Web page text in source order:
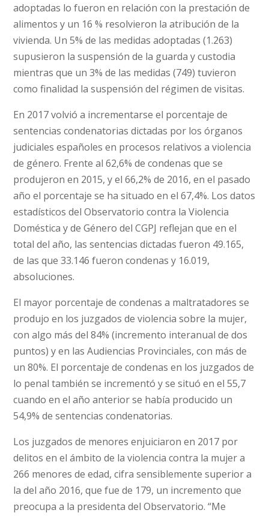
adoptadas lo fueron en relación con la prestación de
alimentos y un 16 % resolvieron la atribución de la
vivienda. Un 5% de las medidas adoptadas (1.263)
supusieron la suspensión de la guarda y custodia
mientras que un 3% de las medidas (749) tuvieron
como finalidad la suspensión del régimen de visitas.
En 2017 volvió a incrementarse el porcentaje de
sentencias condenatorias dictadas por los órganos
judiciales españoles en procesos relativos a violencia
de género. Frente al 62,6% de condenas que se
produjeron en 2015, y el 66,2% de 2016, en el pasado
año el porcentaje se ha situado en el 67,4%. Los datos
estadísticos del Observatorio contra la Violencia
Doméstica y de Género del CGPJ reflejan que en el
total del año, las sentencias dictadas fueron 49.165,
de las que 33.146 fueron condenas y 16.019,
absoluciones.
El mayor porcentaje de condenas a maltratadores se
produjo en los juzgados de violencia sobre la mujer,
con algo más del 84% (incremento interanual de dos
puntos) y en las Audiencias Provinciales, con más de
un 80%. El porcentaje de condenas en los juzgados de
lo penal también se incrementó y se situó en el 55,7
cuando en el año anterior se había producido un
54,9% de sentencias condenatorias.
Los juzgados de menores enjuiciaron en 2017 por
delitos en el ámbito de la violencia contra la mujer a
266 menores de edad, cifra sensiblemente superior a
la del año 2016, que fue de 179, un incremento que
preocupa a la presidenta del Observatorio. “Me